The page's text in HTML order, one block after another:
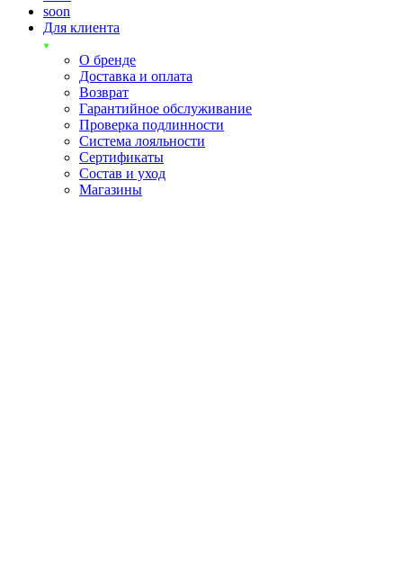
soon
Для клиента
О бренде
Доставка и оплата
Возврат
Гарантийное обслуживание
Проверка подлинности
Система лояльности
Сертификаты
Состав и уход
Магазины